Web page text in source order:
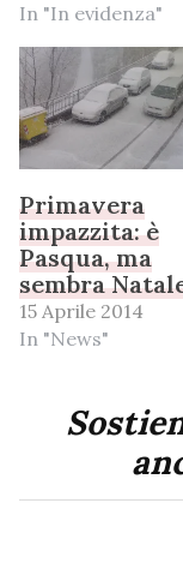
In "In evidenza"
Primavera
impazzita: è
Pasqua, ma
sembra
15 Aprile 2014
In "News"